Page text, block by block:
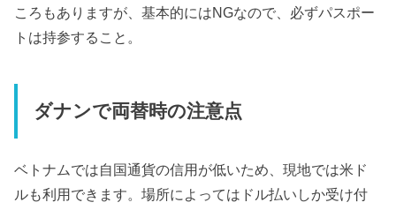
ころもありますが、基本的にはNGなので、必ずパスポー
トは持参すること。
ダナンで両替時の注意点
ベトナムでは自国通貨の信用が低いため、現地では米ド
ルも利用できます。場所によってはドル払いしか受け付